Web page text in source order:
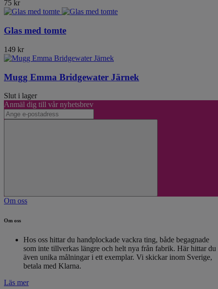
75 kr
Glas med tomte
149 kr
Mugg Emma Bridgewater Järnek
Slut i lager
Anmäl dig till vår nyhetsbrev
Om oss
Om oss
Hos oss hittar du handplockade vackra ting, både begagnade
som inte tillverkas längre och helt nya från fabrik. Här hittar du
även unika målningar i ett exemplar. Vi skickar inom Sverige,
betala med Klarna.
Läs mer